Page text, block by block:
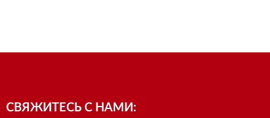
СВЯЖИТЕСЬ С НАМИ: